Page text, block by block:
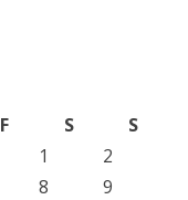
F S
S
1
2
8
9